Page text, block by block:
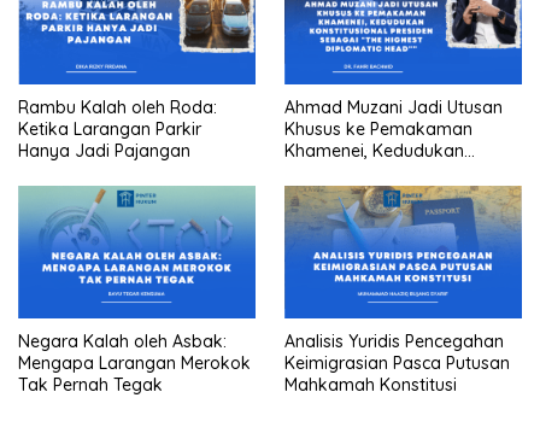
Rambu Kalah oleh Roda:
Ketika Larangan Parkir
Hanya Jadi Pajangan
Ahmad Muzani Jadi Utusan
Khusus ke Pemakaman
Khamenei, Kedudukan
sebagai “the highest
diplomatic head””
Negara Kalah oleh Asbak:
Mengapa Larangan Merokok
Tak Pernah Tegak
Analisis Yuridis Pencegahan
Keimigrasian Pasca Putusan
Mahkamah Konstitusi